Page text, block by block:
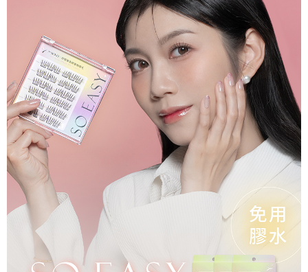
２．便利：只要手機號碼，簡訊認證，即可結帳。
３．安心：先確認商品／服務後，再付款。
【「AFTEE先享後付」結帳流程】
１．於結帳方式選擇「AFTEE先享後付」後，將跳轉至「AFTEE先享後付」
結帳頁面，進行簡訊認證並確認金額後，即可完成結帳。
２．訂單成立數日內，您將收到繳費通知簡訊。
３．收到繳費通知簡訊後14天內，點擊此簡訊中的連結，可透過四大超商／
ATM／網路銀行／等多元方式進行付款，方視為交易完成。
※ 請注意：結帳手續完成當下不需立刻繳費，但若您需要取消訂單，請聯絡
購買商品的店家。未經商家同意取消之訂單仍視為有效，需透過AFTEE先享
後付繳納相關費用。
※ 交易是否成功請以「AFTEE先享後付 」之結帳頁面顯示為準，若有關於
是否繳費成功／繳費後需取消欲退款等相關疑問，請聯繫「AFTEE先享後付
客戶支援中心」
https://netprotections.freshdesk.com/support/home
【注意事項】
１．透過由恩沛科技股份有限公司提供之「AFTEE先享後付」服務完成之交
易，需依本服務之必要範圍內提供個人資料，並將交易相關給付款項請求債
權轉讓予恩沛科技股份有限公司。
２．關於個人資料處理事宜，請瀏覽以下網址：
https://aftee.tw/terms/#terms3
每筆NT$65，滿NT$499(含以上)免運費
付款後全家取貨
每筆NT$65，滿NT$499(含以上)免運費
7-11取貨付款
每筆NT$65，滿NT$499(含以上)免運費
付款後7-11取貨
每筆NT$65，滿NT$499(含以上)免運費
宅配
每筆NT$85，滿NT$499(含以上)免運費
離島-宅配
每筆NT$120，滿NT$499(含以上)免運費